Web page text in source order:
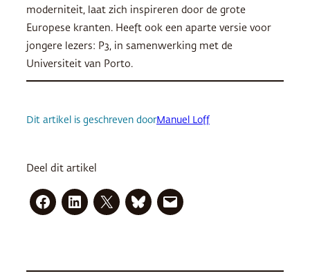
moderniteit, laat zich inspireren door de grote
Europese kranten. Heeft ook een aparte versie voor
jongere lezers: P3, in samenwerking met de
Universiteit van Porto.
Dit artikel is geschreven doorManuel Loff
Deel dit artikel